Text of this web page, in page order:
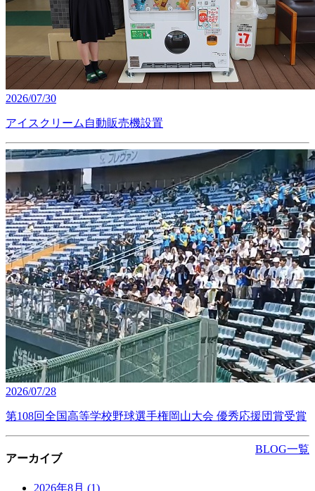
2026/07/30
アイスクリーム自動販売機設置
2026/07/28
第108回全国高等学校野球選手権岡山大会 優秀応援団賞受賞
BLOG一覧
アーカイブ
2026年8月 (1)